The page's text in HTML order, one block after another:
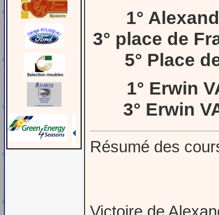
1°
3° place de
5° Place
1° Erwin
3° Erwin
Résumé des